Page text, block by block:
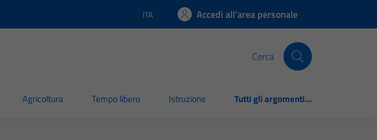
Lingua attiva:
ITA Accedi all'area personale
Cerca
Agricoltura Tempo libero Istruzione Tutti gli argomenti...